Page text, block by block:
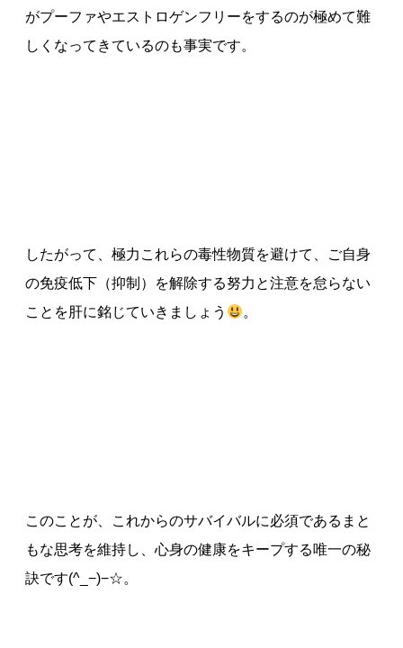
がプーファやエストロゲンフリーをするのが極めて難
しくなってきているのも事実です。
したがって、極力これらの毒性物質を避けて、ご自身
の免疫低下（抑制）を解除する努力と注意を怠らない
ことを肝に銘じていきましょう
。
このことが、これからのサバイバルに必須であるまと
もな思考を維持し、心身の健康をキープする唯一の秘
訣です(^_−)−☆。